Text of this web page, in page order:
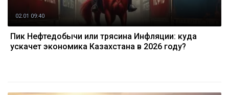
02.01 09:40
Пик Нефтедобычи или трясина Инфляции: куда
ускачет экономика Казахстана в 2026 году?